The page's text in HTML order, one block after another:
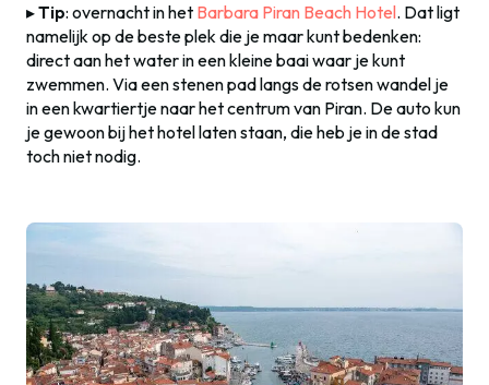
▸Tip: overnacht in het Barbara Piran Beach Hotel. Dat ligt
namelijk op de beste plek die je maar kunt bedenken:
direct aan het water in een kleine baai waar je kunt
zwemmen. Via een stenen pad langs de rotsen wandel je
in een kwartiertje naar het centrum van Piran. De auto kun
je gewoon bij het hotel laten staan, die heb je in de stad
toch niet nodig.